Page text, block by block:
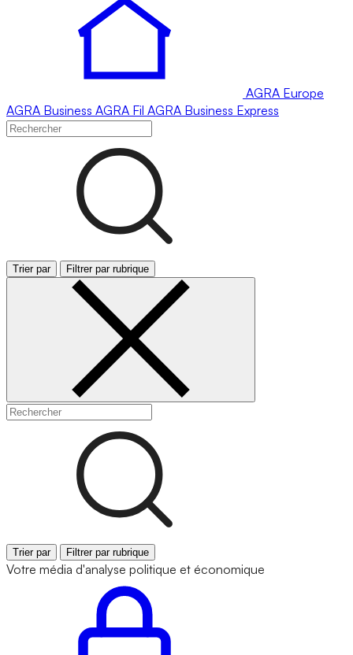
AGRA Europe
AGRA Business AGRA Fil AGRA Business Express
Trier par Filtrer par rubrique
Trier par Filtrer par rubrique
Votre média d'analyse politique et économique